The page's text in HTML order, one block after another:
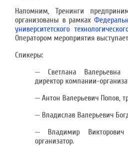
Напомним, Тренинги
организованы в рамках
университетского
Оператором мероприятия
Спикеры:
— Светлана Валерьевна
директор компании-
— Антон Валерьевич Попов,
— Владислав Валерьевич
— Владимир Викторович
организатор.